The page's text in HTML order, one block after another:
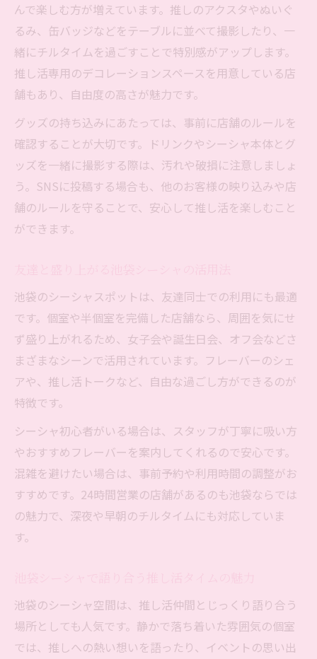
んで楽しむ方が増えています。推しのアクスタやぬいぐ
るみ、缶バッジなどをテーブルに並べて撮影したり、一
緒にチルタイムを過ごすことで特別感がアップします。
推し活専用のデコレーションスペースを用意している店
舗もあり、自由度の高さが魅力です。
グッズの持ち込みにあたっては、事前に店舗のルールを
確認することが大切です。ドリンクやシーシャ本体とグ
ッズを一緒に撮影する際は、汚れや破損に注意しましょ
う。SNSに投稿する場合も、他のお客様の映り込みや店
舗のルールを守ることで、安心して推し活を楽しむこと
ができます。
池袋のシーシャスポットは、友達同士での利用にも最適
です。個室や半個室を完備した店舗なら、周囲を気にせ
ず盛り上がれるため、女子会や誕生日会、オフ会などさ
まざまなシーンで活用されています。フレーバーのシェ
アや、推し活トークなど、自由な過ごし方ができるのが
特徴です。
シーシャ初心者がいる場合は、スタッフが丁寧に吸い方
やおすすめフレーバーを案内してくれるので安心です。
混雑を避けたい場合は、事前予約や利用時間の調整がお
すすめです。24時間営業の店舗があるのも池袋ならでは
の魅力で、深夜や早朝のチルタイムにも対応していま
す。
池袋のシーシャ空間は、推し活仲間とじっくり語り合う
場所としても人気です。静かで落ち着いた雰囲気の個室
では、推しへの熱い想いを語ったり、イベントの思い出